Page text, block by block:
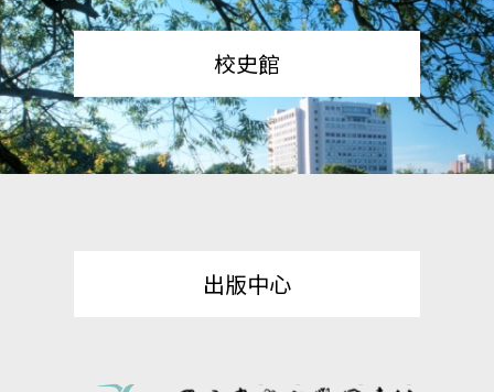
校史館
出版中心